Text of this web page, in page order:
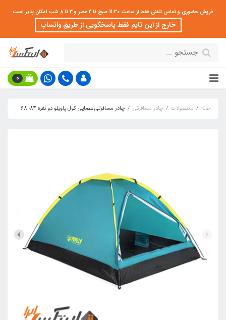
فروش حضوری و تماس تلفنی فقط از ساعت 11:30 صبح تا 2 عصر و 3 تا 8 شب امکان پذیر است
خارج از این تایم فقط پاسخگویی از طریق واتساپ
0
خانه محصولات چادر مسافرتی چادر مسافرتی عصایی کول پاویلو دو نفره 68084